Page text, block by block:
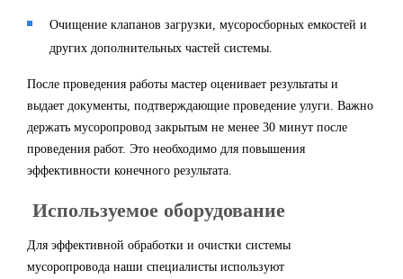
Очищение клапанов загрузки, мусоросборных емкостей и
других дополнительных частей системы.
После проведения работы мастер оценивает результаты и
выдает документы, подтверждающие проведение улуги. Важно
держать мусоропровод закрытым не менее 30 минут после
проведения работ. Это необходимо для повышения
эффективности конечного результата.
Используемое оборудование
Для эффективной обработки и очистки системы
мусоропровода наши специалисты используют